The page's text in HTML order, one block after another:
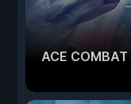
ACE COMBAT